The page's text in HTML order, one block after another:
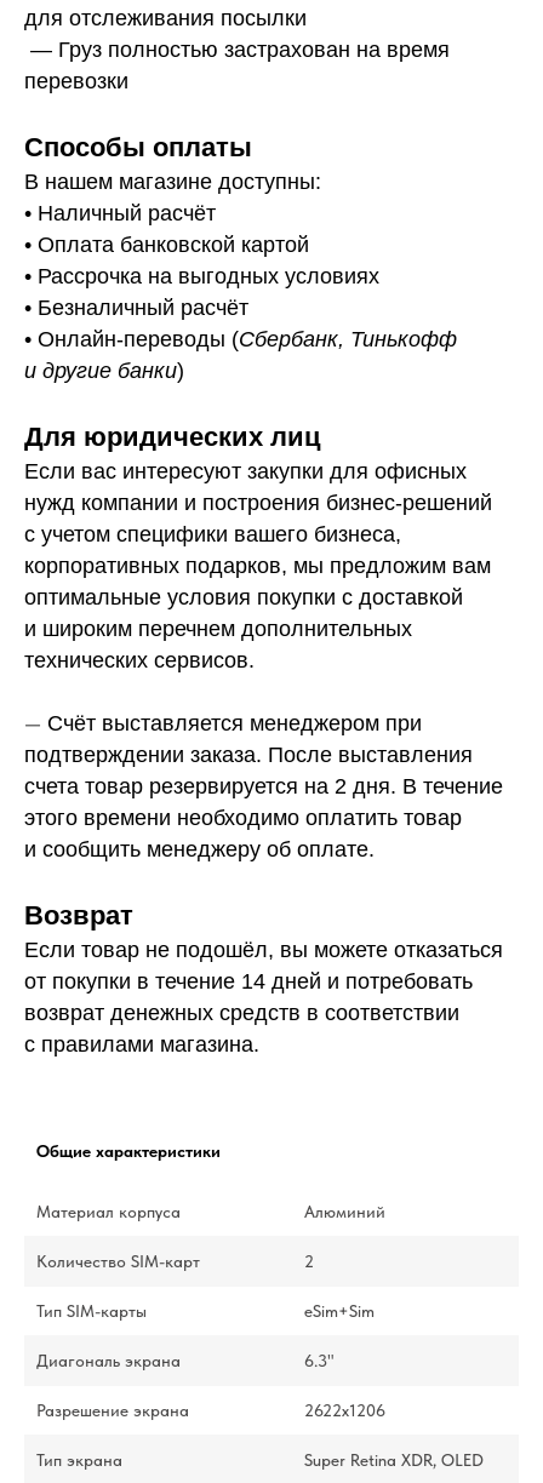
для отслеживания посылки
— Груз полностью застрахован на время
перевозки
Способы оплаты
В нашем магазине доступны:
• Наличный расчёт
• Оплата банковской картой
• Рассрочка на выгодных условиях
• Безналичный расчёт
• Онлайн-переводы (Сбербанк, Тинькофф
и другие банки)
Для юридических лиц
Если вас интересуют закупки для офисных
нужд компании и построения бизнес-решений
с учетом специфики вашего бизнеса,
корпоративных подарков, мы предложим вам
оптимальные условия покупки с доставкой
и широким перечнем дополнительных
технических сервисов.
— Счёт выставляется менеджером при
подтверждении заказа. После выставления
счета товар резервируется на 2 дня. В течение
этого времени необходимо оплатить товар
и сообщить менеджеру об оплате.
Возврат
Если товар не подошёл, вы можете отказаться
от покупки в течение 14 дней и потребовать
возврат денежных средств в соответствии
с правилами магазина.
Общие характеристики
Материал корпуса Алюминий
Количество SIM-карт 2
Тип SIM-карты eSim+Sim
Диагональ экрана 6.3"
Разрешение экрана 2622х1206
Тип экрана Super Retina XDR, OLED